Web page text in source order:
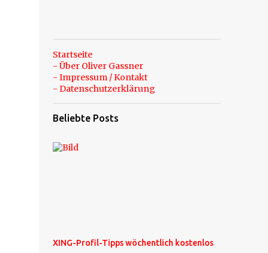
Startseite
- Über Oliver Gassner
- Impressum / Kontakt
- Datenschutzerklärung
Beliebte Posts
XING-Profil-Tipps wöchentlich kostenlos